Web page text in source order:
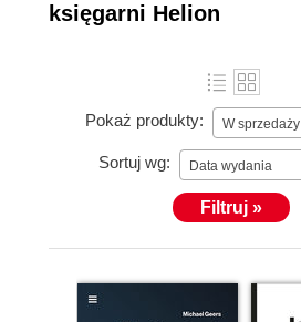
księgarni Helion
Pokaż produkty: W sprzedaży
Sortuj wg: Data wydania
Filtruj »